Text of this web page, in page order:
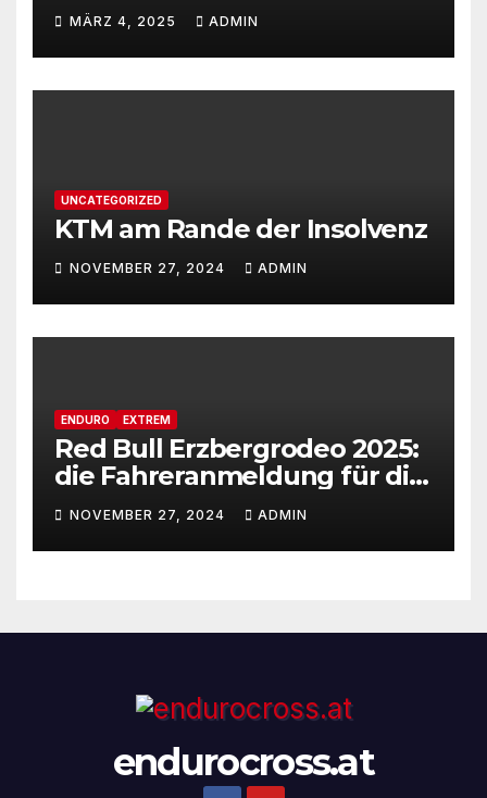
MÄRZ 4, 2025 ADMIN
UNCATEGORIZED
KTM am Rande der Insolvenz
NOVEMBER 27, 2024 ADMIN
ENDURO EXTREM
Red Bull Erzbergrodeo 2025:
die Fahreranmeldung für die
29ste Auflage des weltweit
renommiertesten Extreme
Enduro Rennens startet am
NOVEMBER 27, 2024 ADMIN
endurocross.at